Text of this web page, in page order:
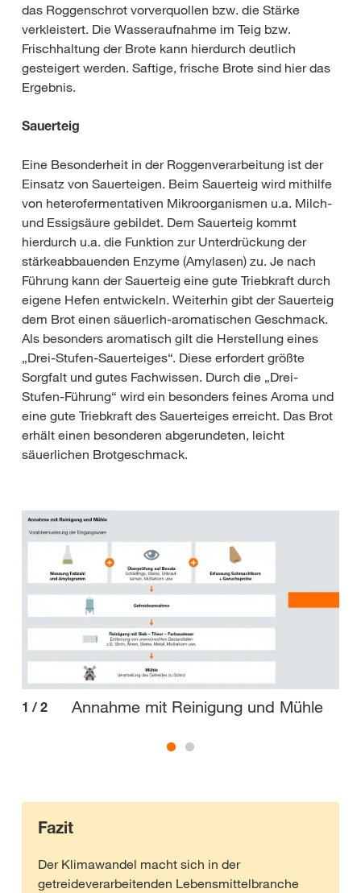
das Roggenschrot vorverquollen bzw. die Stärke
verkleistert. Die Wasseraufnahme im Teig bzw.
Frischhaltung der Brote kann hierdurch deutlich
gesteigert werden. Saftige, frische Brote sind hier das
Ergebnis.
Sauerteig
Eine Besonderheit in der Roggenverarbeitung ist der
Einsatz von Sauerteigen. Beim Sauerteig wird mithilfe
von heterofermentativen Mikroorganismen u.a. Milch-
und Essigsäure gebildet. Dem Sauerteig kommt
hierdurch u.a. die Funktion zur Unterdrückung der
stärkeabbauenden Enzyme (Amylasen) zu. Je nach
Führung kann der Sauerteig eine gute Triebkraft durch
eigene Hefen entwickeln. Weiterhin gibt der Sauerteig
dem Brot einen säuerlich-aromatischen Geschmack.
Als besonders aromatisch gilt die Herstellung eines
„Drei-Stufen-Sauerteiges“. Diese erfordert größte
Sorgfalt und gutes Fachwissen. Durch die „Drei-
Stufen-Führung“ wird ein besonders feines Aroma und
eine gute Triebkraft des Sauerteiges erreicht. Das Brot
erhält einen besonderen abgerundeten, leicht
säuerlichen Brotgeschmack.
1 / 2 Annahme mit Reinigung und Mühle
Fazit
Der Klimawandel macht sich in der
getreideverarbeitenden Lebensmittelbranche